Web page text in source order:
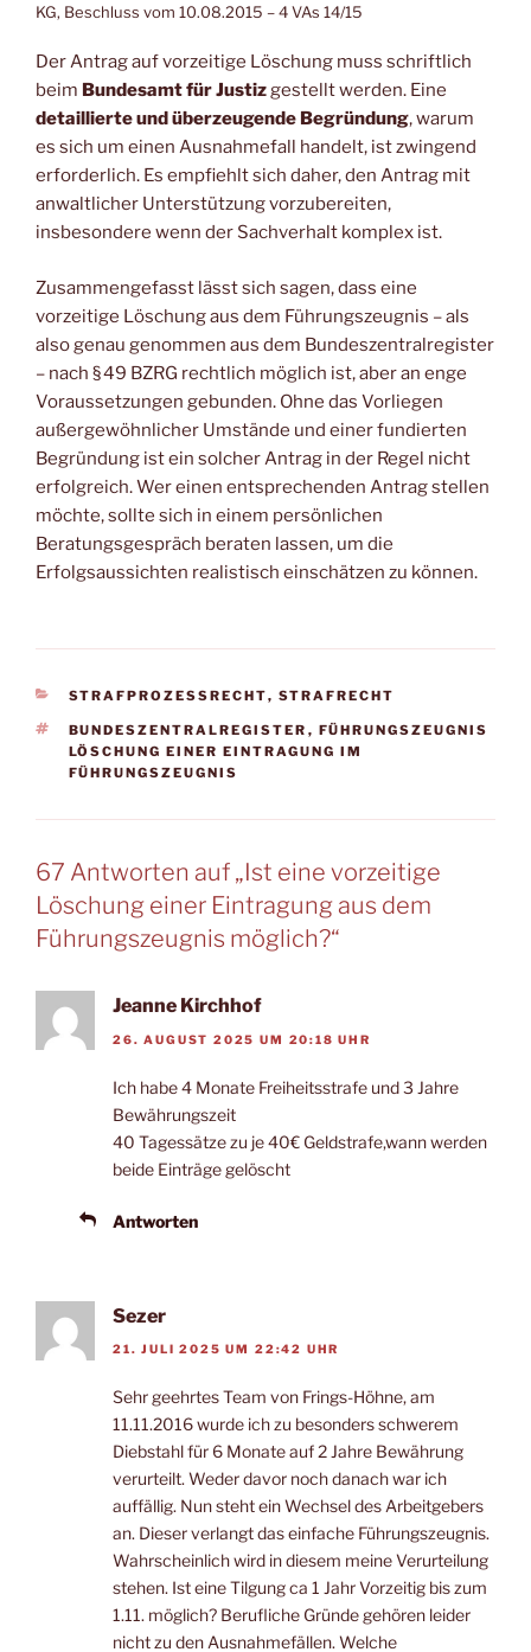
KG, Beschluss vom 10.08.2015 – 4 VAs 14/15
Der Antrag auf vorzeitige Löschung muss schriftlich
beim Bundesamt für Justizgestellt werden. Eine
detaillierte und überzeugende Begründung, warum
es sich um einen Ausnahmefall handelt, ist zwingend
erforderlich. Es empfiehlt sich daher, den Antrag mit
anwaltlicher Unterstützung vorzubereiten,
insbesondere wenn der Sachverhalt komplex ist.
Zusammengefasst lässt sich sagen, dass eine
vorzeitige Löschung aus dem Führungszeugnis – als
also genau genommen aus dem Bundeszentralregister
– nach § 49 BZRG rechtlich möglich ist, aber an enge
Voraussetzungen gebunden. Ohne das Vorliegen
außergewöhnlicher Umstände und einer fundierten
Begründung ist ein solcher Antrag in der Regel nicht
erfolgreich. Wer einen entsprechenden Antrag stellen
möchte, sollte sich in einem persönlichen
Beratungsgespräch beraten lassen, um die
Erfolgsaussichten realistisch einschätzen zu können.
KATEGORIEN
STRAFPROZESSRECHT, STRAFRECHT
SCHLAGWÖRTER
BUNDESZENTRALREGISTER , FÜHRUNGSZEUGNIS
LÖSCHUNG EINER EINTRAGUNG IM
FÜHRUNGSZEUGNIS
67 Antworten auf „Ist eine vorzeitige
Löschung einer Eintragung aus dem
Führungszeugnis möglich?“
Jeanne Kirchhof
26. AUGUST 2025 UM 20:18 UHR
Ich habe 4 Monate Freiheitsstrafe und 3 Jahre
Bewährungszeit
40 Tagessätze zu je 40€ Geldstrafe,wann werden
beide Einträge gelöscht
Antworten
Sezer
21. JULI 2025 UM 22:42 UHR
Sehr geehrtes Team von Frings-Höhne, am
11.11.2016 wurde ich zu besonders schwerem
Diebstahl für 6 Monate auf 2 Jahre Bewährung
verurteilt. Weder davor noch danach war ich
auffällig. Nun steht ein Wechsel des Arbeitgebers
an. Dieser verlangt das einfache Führungszeugnis.
Wahrscheinlich wird in diesem meine Verurteilung
stehen. Ist eine Tilgung ca 1 Jahr Vorzeitig bis zum
1.11. möglich? Berufliche Gründe gehören leider
nicht zu den Ausnahmefällen. Welche